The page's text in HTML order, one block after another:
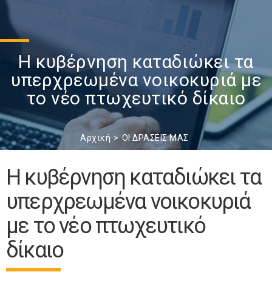
Η κυβέρνηση καταδιώκει τα
υπερχρεωμένα νοικοκυριά με
το νέο πτωχευτικό δίκαιο
Αρχική ΟΙ ΔΡΑΣΕΙΣ ΜΑΣ
Η κυβέρνηση καταδιώκει τα
υπερχρεωμένα νοικοκυριά
με το νέο πτωχευτικό
δίκαιο